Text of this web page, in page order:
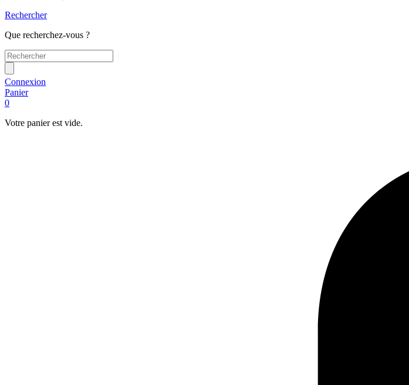
Rechercher
Que recherchez-vous ?
Connexion
Panier
0
Votre panier est vide.